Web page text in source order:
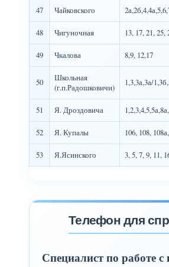
47 Чайковского
48 Чигуночная 13, 17, 21, 25,
49 Чкалова 8,9, 12,17
50
Школьная
(г.п.Радошковичи)
1,3,3а,3а/
51 Я. Дроздовича
52 Я. Купалы 106, 108,
53 Я.Ясинского 3, 5, 7, 9, 11,
Телефон для
Специалист по работе